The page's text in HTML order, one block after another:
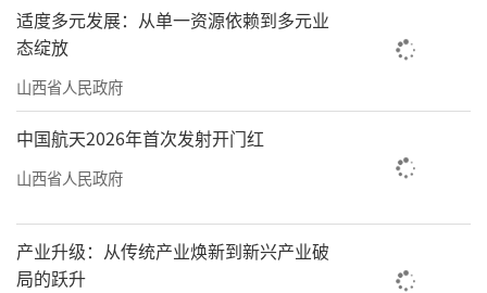
适度多元发展：从单一资源依赖到多元业
态绽放
山西省人民政府
中国航天2026年首次发射开门红
山西省人民政府
产业升级：从传统产业焕新到新兴产业破
局的跃升